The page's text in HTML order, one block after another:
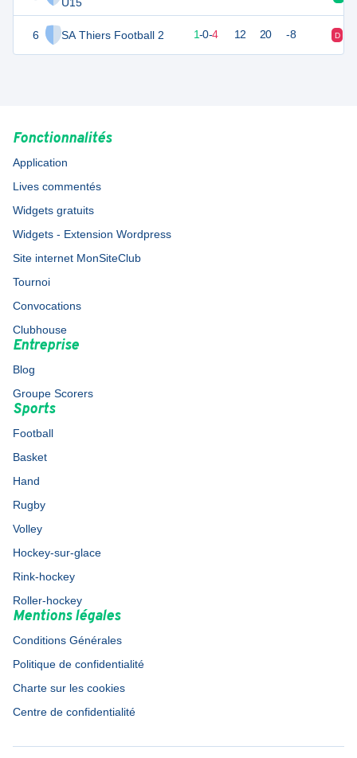
6 SA Thiers Football 2
3 1-0-4 12 20 -8 D
Fonctionnalités
Application
Lives commentés
Widgets gratuits
Widgets - Extension Wordpress
Site internet MonSiteClub
Tournoi
Convocations
Clubhouse
Entreprise
Blog
Groupe Scorers
Sports
Football
Basket
Hand
Rugby
Volley
Hockey-sur-glace
Rink-hockey
Roller-hockey
Mentions légales
Conditions Générales
Politique de confidentialité
Charte sur les cookies
Centre de confidentialité